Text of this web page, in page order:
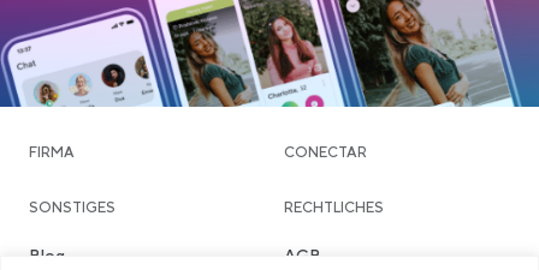
FIRMA CONECTAR
SONSTIGES
Blog
RECHTLICHES
AGB